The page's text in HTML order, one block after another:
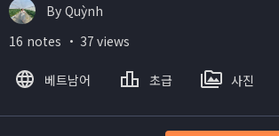
By Quỳnh
16 notes ・ 37 views
베트남어 초급 사진